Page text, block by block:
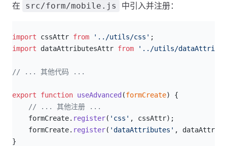
在 src/form/mobile.js 中引入并注册：
import cssAttr from '../utils/css' ;
import dataAttributesAttr from '../utils/
// ... 其他代码 ...
export function useAdvanced (formCreate) {
    // ... 其他注册 ...
    formCreate.
register( 'css' , cssAttr);
    formCreate.
register( 'dataAttributes' ,
}